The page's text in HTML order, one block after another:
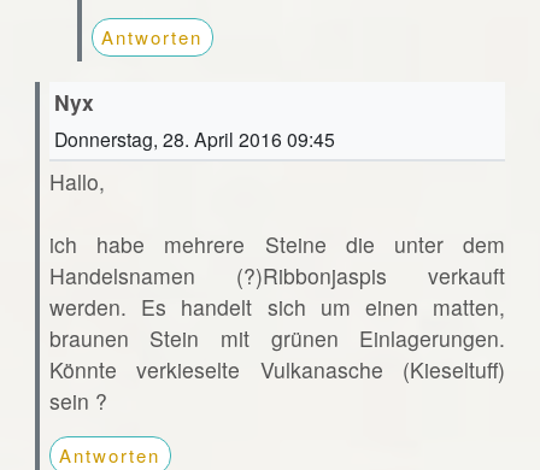
Antworten
Nyx
Donnerstag, 28. April 2016 09:45
Hallo,
ich habe mehrere Steine die unter dem
Handelsnamen (?)Ribbonjaspis verkauft
werden. Es handelt sich um einen matten,
braunen Stein mit grünen Einlagerungen.
Könnte verkieselte Vulkanasche (Kieseltuff)
sein ?
Antworten